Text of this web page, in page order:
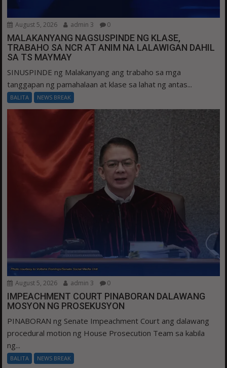
August 5, 2026 admin 3 0
MALAKANYANG NAGSUSPINDE NG KLASE,
TRABAHO SA NCR AT ANIM NA LALAWIGAN DAHIL
SA TS MAYMAY
SINUSPINDE ng Malakanyang ang trabaho sa mga
tanggapan ng pamahalaan at klase sa lahat ng antas...
BALITA NEWS BREAK
August 5, 2026 admin 3 0
IMPEACHMENT COURT PINABORAN DALAWANG
MOSYON NG PROSEKUSYON
PINABORAN ng Senate Impeachment Court ang dalawang
procedural motion ng House Prosecution Team sa kabila
ng...
BALITA NEWS BREAK